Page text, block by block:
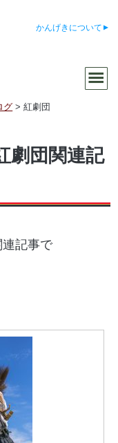
かんげきについて
グ >紅劇団
劇団関連記
連記事で